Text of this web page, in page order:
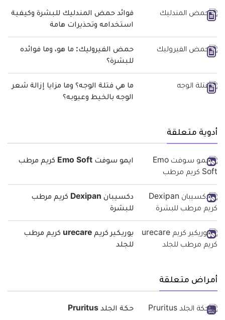
فوائد حمض المندليك للبشرة وكيفية
استخدامه وتحذيرات هامة
حمض الفيروليك: ما هو، وما فوائده
للبشرة؟
ما هي فتلة الوجه؟ وما مزايا إزالة شعر
الوجه بالخيط وعيوبه؟
أدوية متعلقة
ايمو سوفت Emo Soft كريم مرطب
دكسيبان Dexipan كريم مرطب
للبشرة
يوريكير كريم urecare كريم مرطب
للجلد
أمراض متعلقة
حكة الجلد Pruritus